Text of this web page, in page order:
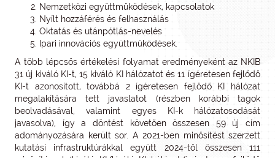
Nemzetközi együttműködések, kapcsolatok
Nyílt hozzáférés és felhasználás
Oktatás és utánpótlás-nevelés
Ipari innovációs együttműködések.
A több lépcsős értékelési folyamat eredményeként az NKIB
31 új kiváló KI-t, 15 kiváló KI hálózatot és 11 ígéretesen fejlődő
KI-t azonosított, továbbá 2 ígéretesen fejlődő KI hálózat
megalakítására tett javaslatot (részben korábbi tagok
beolvadásával, valamint egyes KI-k hálózatosodását
javasolva), így a döntést követően összesen 59 új cím
adományozására került sor. A 2021-ben minősítést szerzett
kutatási infrastruktúrákkal együtt 2024-től összesen 111